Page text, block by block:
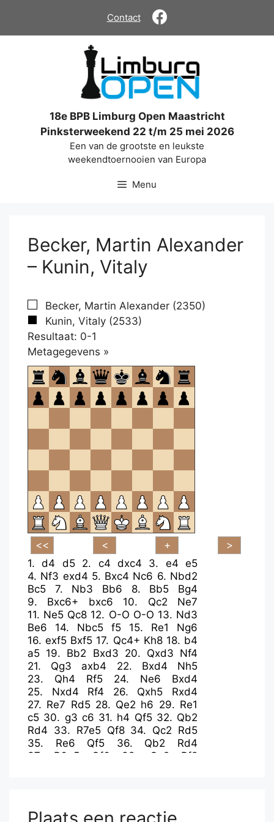
de
Contact
18e BPB Limburg Open Maastricht
Pinksterweekend 22 t/m 25 mei 2026
Een van de grootste en leukste
weekendtoernooien van Europa
Menu
Becker, Martin Alexander
– Kunin, Vitaly
Becker, Martin Alexander (2350)
Kunin, Vitaly (2533)
Resultaat: 0-1
Metagegevens »
om
te
openen.
1.d4 d5 2. c4 dxc4 3. e4 e5
4. Nf3 exd4 5. Bxc4 Nc6 6. Nbd2
Bc5
7. Nb3 Bb6 8. Bb5
Bg4
9. Bxc6+ bxc6 10. Qc2
Ne7
11. Ne5 Qc8 12. O-O O-O 13. Nd3
Be6
14. Nbc5 f5 15. Re1
Ng6
16.exf5 Bxf5 17. Qc4+ Kh8 18. b4
a5 19. Bb2 Bxd3 20. Qxd3 Nf4
21. Qg3 axb4 22. Bxd4
Nh5
23. Qh4 Rf5 24. Ne6
Bxd4
25. Nxd4 Rf4 26. Qxh5
Rxd4
27. Re7 Rd5 28. Qe2 h6 29. Re1
c5 30. g3 c6 31. h4 Qf5 32. Qb2
Rd4 33. R7e5 Qf8 34. Qc2 Rd5
35. Re6 Qf5 36. Qb2
Rd4
37. R6e5 Qf6 38. Qc2
Rf8